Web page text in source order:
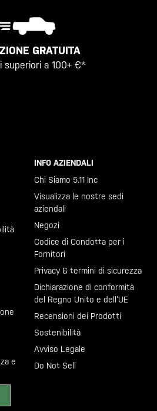
GRATUITA
superiori a 100+ €*
e
INFO AZIENDALI
Chi Siamo 5.11 Inc
Visualizza le nostre sedi
aziendali
Negozi
Codice di Condotta per i
Fornitori
Privacy & termini di sicurezza
Dichiarazione di conformità
del Regno Unito e dell’UE
Recensioni dei Prodotti
Sostenibilità
Avviso Legale
Do Not Sell